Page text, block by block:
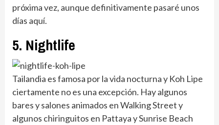
próxima vez, aunque definitivamente pasaré unos
días aquí.
5. Nightlife
Tailandia es famosa por la vida nocturna y Koh Lipe
ciertamente no es una excepción. Hay algunos
bares y salones animados en Walking Street y
algunos chiringuitos en Pattaya y Sunrise Beach